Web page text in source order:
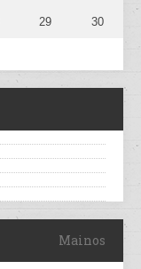
29 30
Mainos